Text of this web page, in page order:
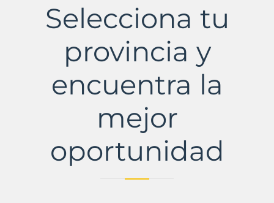
MurbalandsSelecciona tu
provincia y
encuentra la
mejor
oportunidad